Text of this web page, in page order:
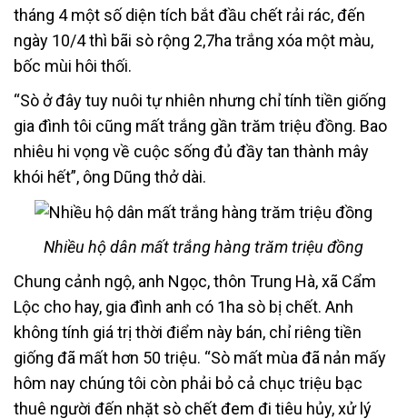
tháng 4 một số diện tích bắt đầu chết rải rác, đến
ngày 10/4 thì bãi sò rộng 2,7ha trắng xóa một màu,
bốc mùi hôi thối.
“Sò ở đây tuy nuôi tự nhiên nhưng chỉ tính tiền giống
gia đình tôi cũng mất trắng gần trăm triệu đồng. Bao
nhiêu hi vọng về cuộc sống đủ đầy tan thành mây
khói hết”, ông Dũng thở dài.
Nhiều hộ dân mất trắng hàng trăm triệu đồng
Chung cảnh ngộ, anh Ngọc, thôn Trung Hà, xã Cẩm
Lộc cho hay, gia đình anh có 1ha sò bị chết. Anh
không tính giá trị thời điểm này bán, chỉ riêng tiền
giống đã mất hơn 50 triệu. “Sò mất mùa đã nản mấy
hôm nay chúng tôi còn phải bỏ cả chục triệu bạc
thuê người đến nhặt sò chết đem đi tiêu hủy, xử lý